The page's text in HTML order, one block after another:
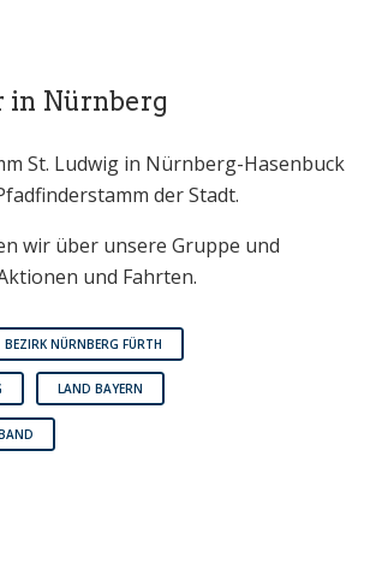
in Nürnberg
St. Ludwig in Nürnberg-Hasenbuck
der Stadt.
wir über unsere Gruppe und
und Fahrten.
BEZIRK NÜRNBERG FÜRTH
LAND BAYERN